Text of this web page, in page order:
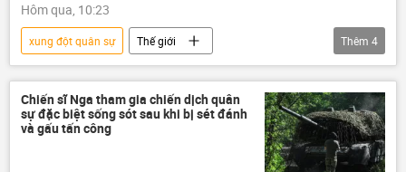
Video
Hôm qua, 10:23
xung đột quân sự
Thế giới
Báo chí thế giới
Hoa Kỳ
tự sát
Lầu Năm Góc
Thêm 4
Chiến sĩ Nga tham gia chiến dịch quân
sự đặc biệt sống sót sau khi bị sét đánh
và gấu tấn công